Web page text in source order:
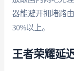
器能避开拥堵路
30%以上。
王者荣耀延